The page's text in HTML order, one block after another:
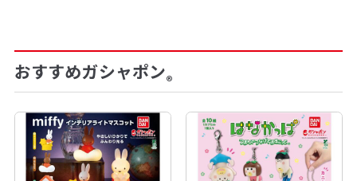
おすすめガシャポン®